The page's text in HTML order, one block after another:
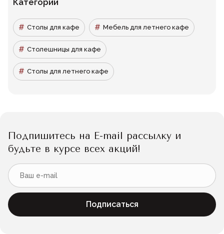
Категории
Столы для кафе Мебель для летнего кафе
Столешницы для кафе
Столы для летнего кафе
Подпишитесь на E-mail рассылку и
будьте в курсе всех акций!
Подписаться